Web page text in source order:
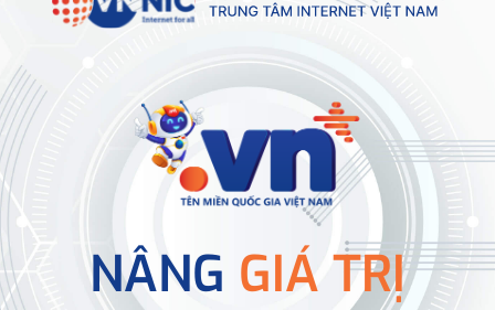
NÂNG GIÁ TRỊ